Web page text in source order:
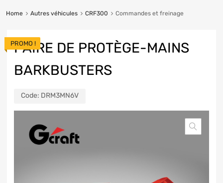
Home Autres véhicules CRF300 Commandes et freinage
PAIRE DE PROTÈGE-MAINS
BARKBUSTERS
Code: DRM3MN6V
PROMO !